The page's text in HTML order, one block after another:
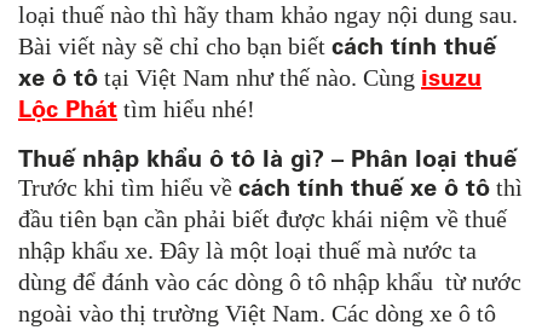
loại thuế nào thì hãy tham khảo ngay nội dung sau.
Bài viết này sẽ chỉ cho bạn biết cách tính thuế
xe ô tô tại Việt Nam như thế nào. Cùng isuzu
Lộc Phát tìm hiểu nhé!
Thuế nhập khẩu ô tô là gì? – Phân loại thuế
Trước khi tìm hiểu về cách tính thuế xe ô tô thì
đầu tiên bạn cần phải biết được khái niệm về thuế
nhập khẩu xe. Đây là một loại thuế mà nước ta
dùng để đánh vào các dòng ô tô nhập khẩu từ nước
ngoài vào thị trường Việt Nam. Các dòng xe ô tô